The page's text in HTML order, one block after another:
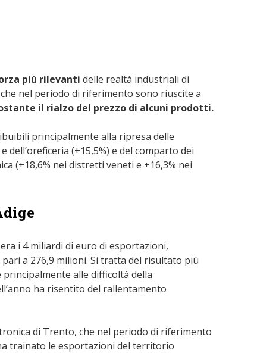
più rilevanti delle realtà industriali di
nel periodo di riferimento sono riuscite a
il rialzo del prezzo di alcuni prodotti.
principalmente alla ripresa delle
dell’oreficeria (+15,5%) e del comparto dei
(+18,6% nei distretti veneti e +16,3% nei
i 4 miliardi di euro di esportazioni,
a 276,9 milioni. Si tratta del risultato più
alle difficoltà della
ha risentito del rallentamento
di Trento, che nel periodo di riferimento
trainato le esportazioni del territorio